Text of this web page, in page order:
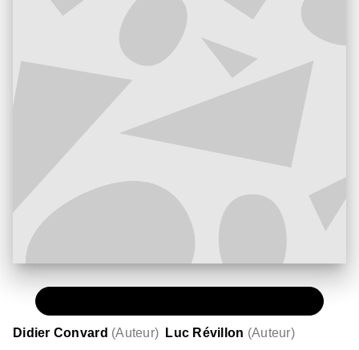
Didier Convard (Auteur) Luc Révillon (Auteur)